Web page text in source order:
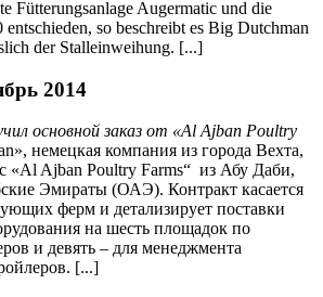
Fütterungsanlage Augermatic und die
so beschreibt es Big Dutchman
der Stalleinweihung. [...]
2014
основной заказ от «Al Ajban Poultry
», немецкая компания из города Вехта,
«Al Ajban Poultry Farms“ из Абу Даби,
Эмираты (ОАЭ). Контракт касается
ферм и детализирует поставки
на шесть площадок по
и девять – для менеджмента
[...]